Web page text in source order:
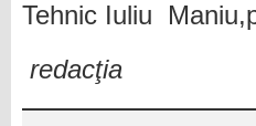
Tehnic Iuliu
redacţia